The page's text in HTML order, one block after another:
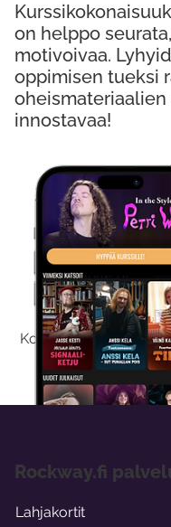
Kokeilemalla
on helppo
motivoivaa.
oppimisen tueksi
innostavaa!
Rockway.fi
Lahjakortit